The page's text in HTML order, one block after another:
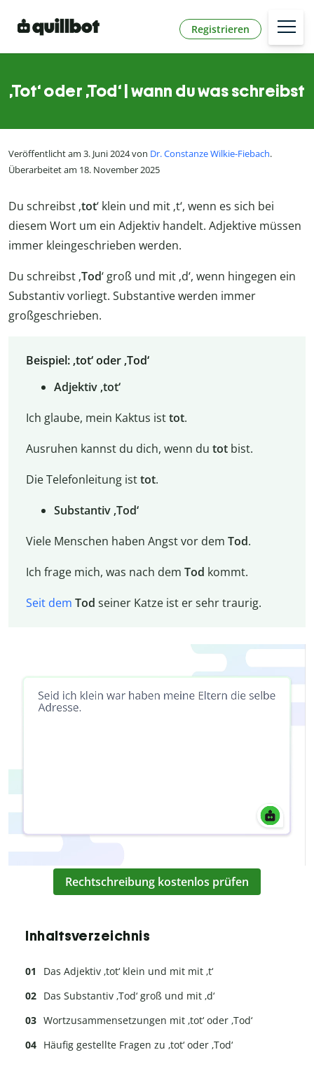
Registrieren
‚Tot‘ oder ‚Tod‘ | wann du was schreibst
Veröffentlicht am 3. Juni 2024 von Dr. Constanze Wilkie-Fiebach.
Überarbeitet am 18. November 2025
Du schreibst ‚tot‘ klein und mit ‚t‘, wenn es sich bei
diesem Wort um ein Adjektiv handelt. Adjektive müssen
immer kleingeschrieben werden.
Du schreibst ‚Tod‘ groß und mit ‚d‘, wenn hingegen ein
Substantiv vorliegt. Substantive werden immer
großgeschrieben.
Beispiel: ‚tot‘ oder ‚Tod‘
Adjektiv ‚tot‘
Ich glaube, mein Kaktus isttot.
Ausruhen kannst du dich, wenn du tot bist.
Die Telefonleitung isttot.
Substantiv ‚Tod‘
Viele Menschen haben Angst vor dem Tod.
Ich frage mich, was nach dem Tod kommt.
Seit dem Tod seiner Katze ist er sehr traurig.
Rechtschreibung kostenlos prüfen
Inhaltsverzeichnis
Das Adjektiv ‚tot‘ klein und mit mit ‚t‘
Das Substantiv ‚Tod‘ groß und mit ‚d‘
Wortzusammensetzungen mit ‚tot‘ oder ‚Tod‘
Häufig gestellte Fragen zu ‚tot‘ oder ‚Tod‘